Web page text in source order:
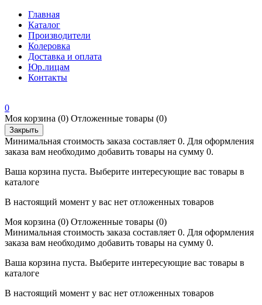
Главная
Каталог
Производители
Колеровка
Доставка и оплата
Юр.лицам
Контакты
0
Моя корзина (0) Отложенные товары (0)
Закрыть
Минимальная стоимость заказа составляет 0. Для оформления
заказа вам необходимо добавить товары на сумму 0.
Ваша корзина пуста. Выберите интересующие вас товары в
каталоге
В настоящий момент у вас нет отложенных товаров
Моя корзина (0) Отложенные товары (0)
Минимальная стоимость заказа составляет 0. Для оформления
заказа вам необходимо добавить товары на сумму 0.
Ваша корзина пуста. Выберите интересующие вас товары в
каталоге
В настоящий момент у вас нет отложенных товаров